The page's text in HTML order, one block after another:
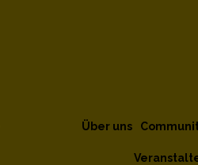
Über uns